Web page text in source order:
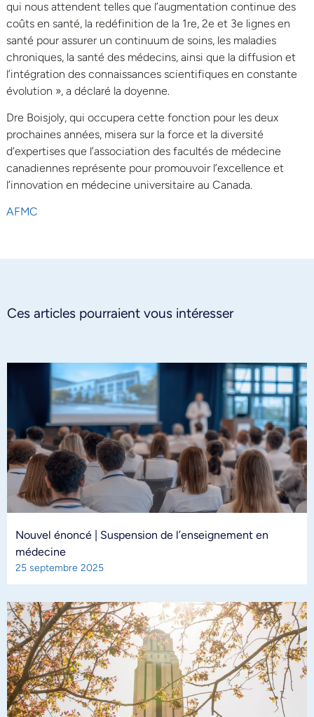
qui nous attendent telles que l’augmentation continue des
coûts en santé, la redéfinition de la 1re, 2e et 3e lignes en
santé pour assurer un continuum de soins, les maladies
chroniques, la santé des médecins, ainsi que la diffusion et
l’intégration des connaissances scientifiques en constante
évolution », a déclaré la doyenne.
Dre Boisjoly, qui occupera cette fonction pour les deux
prochaines années, misera sur la force et la diversité
d’expertises que l’association des facultés de médecine
canadiennes représente pour promouvoir l’excellence et
l’innovation en médecine universitaire au Canada.
AFMC
Ces articles pourraient vous intéresser
Nouvel énoncé | Suspension de l’enseignement en
médecine
25 septembre 2025